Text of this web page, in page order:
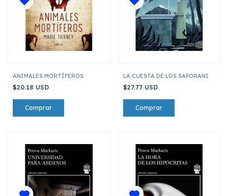
ANIMALES MORTÍFEROS
$20.18 USD
LA CUESTA DE LOS SAPORANI
$27.77 USD